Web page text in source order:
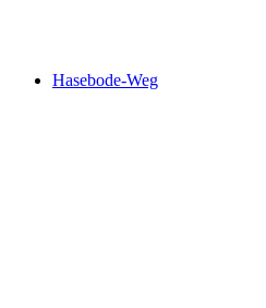
Hasebode-Weg